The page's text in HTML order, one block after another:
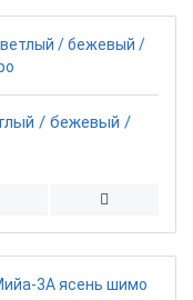
/ бежевый /